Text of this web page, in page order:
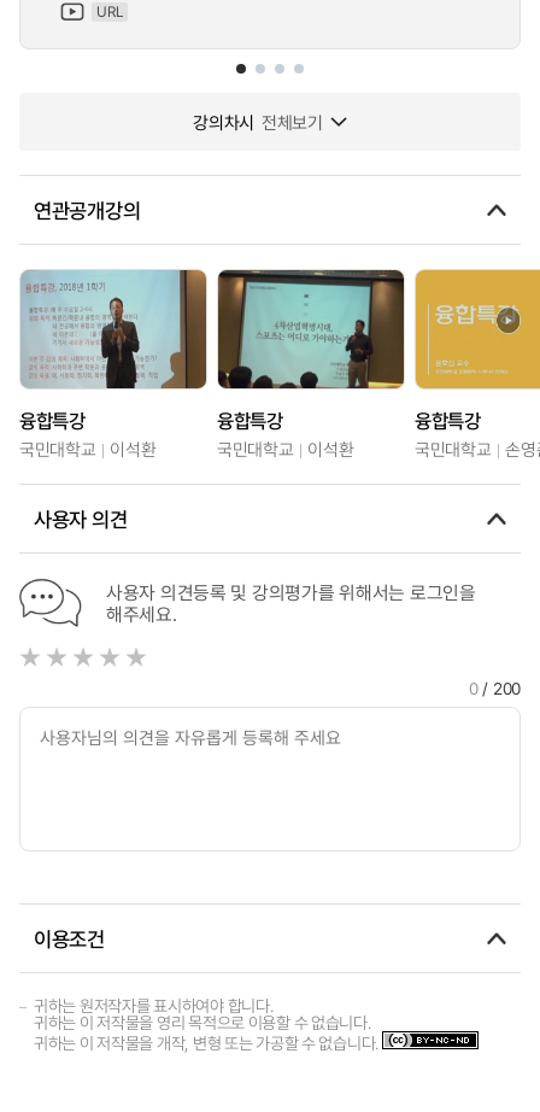
URL
강의차시 전체보기
연관공개강의
융합특강
국민대학교 이석환
융합특강
국민대학교 이석환
융합특강
국민대학교 손
사용자 의견
사용자 의견등록 및 강의평가를 위해서는 로그인을
해주세요.
0/ 200
이용조건
귀하는 원저작자를 표시하여야 합니다.
귀하는 이 저작물을 영리 목적으로 이용할 수 없습니다.
귀하는 이 저작물을 개작, 변형 또는 가공할 수 없습니다.